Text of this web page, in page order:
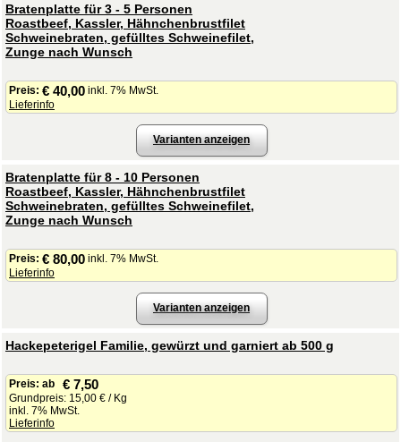
Bratenplatte für 3 - 5 Personen
Roastbeef, Kassler, Hähnchenbrustfilet
Schweinebraten, gefülltes Schweinefilet,
Zunge nach Wunsch
Preis: € 40,00 inkl. 7% MwSt.
Lieferinfo
Varianten anzeigen
Bratenplatte für 8 - 10 Personen
Roastbeef, Kassler, Hähnchenbrustfilet
Schweinebraten, gefülltes Schweinefilet,
Zunge nach Wunsch
Preis: € 80,00 inkl. 7% MwSt.
Lieferinfo
Varianten anzeigen
Hackepeterigel Familie, gewürzt und garniert ab 500 g
Preis: ab € 7,50
Grundpreis: 15,00 € / Kg
inkl. 7% MwSt.
Lieferinfo